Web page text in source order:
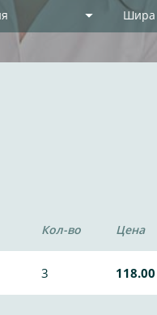
Шира
Кол-во Цена
3 118.00